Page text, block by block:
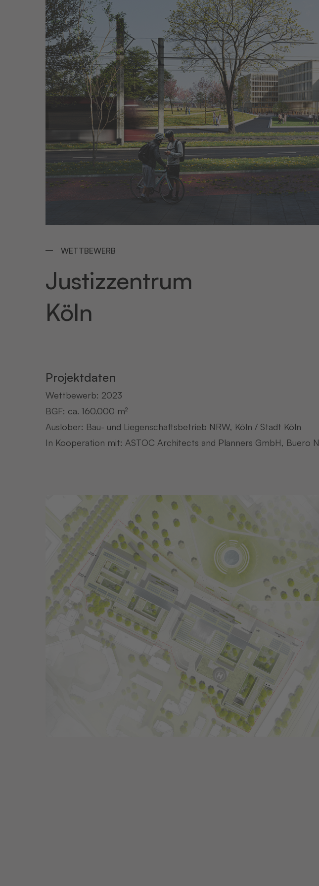
WETTBEWERB
Justizzentrum
Köln
Projektdaten
Wettbewerb: 2023
BGF: ca. 160.000 m²
Auslober: Bau- und Liegenschaftsbetrieb NRW, Köln / Stadt Köln
In Kooperation mit: ASTOC Architects and Planners GmbH, Buero N